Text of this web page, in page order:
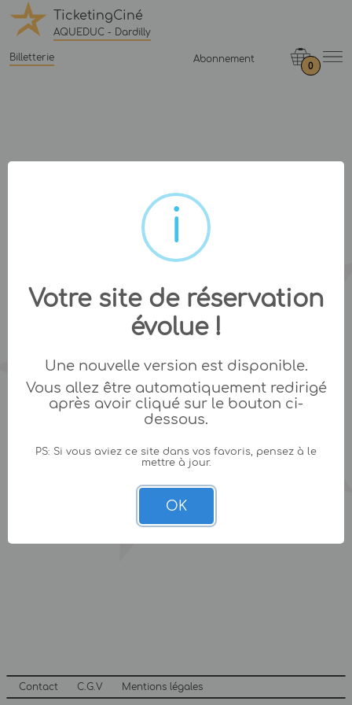
TicketingCiné
AQUEDUC - Dardilly
Billetterie Abonnement
0
Contact C.G.V Mentions légales
Votre site de réservation
évolue !
Une nouvelle version est disponible.
Vous allez être automatiquement redirigé
après avoir cliqué sur le bouton ci-
dessous.
PS: Si vous aviez ce site dans vos favoris, pensez à le
mettre à jour.
OK